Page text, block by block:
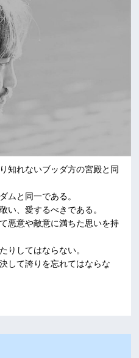
知れないブッダ方の宮殿と同
ムと同一である。
い、愛するべきである。
悪意や敵意に満ちた思いを持
りしてはならない。
して誇りを忘れてはならな